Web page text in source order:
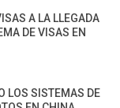
A LA LLEGADA
DE VISAS EN
LOS SISTEMAS DE